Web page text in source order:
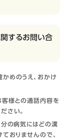
関するお問い合
めのうえ、おかけ
客様との通話内容を
さい。
分の病気にはどの漢
おりませんので、